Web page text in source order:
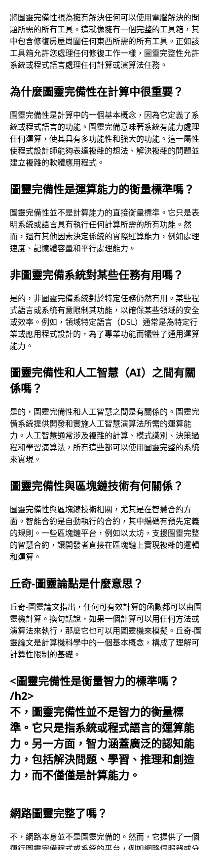
將圖靈完備性視為擁有解決任何可以使用電腦解決的問
題所需的所有工具。這就像擁有一個完整的工具箱，其
中包含修復房屋周圍任何東西所需的所有工具。正如該
工具箱允許您處理任何修復工作一樣，圖靈完整性允許
系統或程式語言處理任何計算或演算法任務。
為什麼圖靈完備性在計算中很重要？
圖靈完備性是計算中的一個基本概念，因為它定義了系
統或程式語言的功能。圖靈完備意味著系統有能力處理
任何運算，使其具有多功能性和強大的功能。這一屬性
使程式設計師能夠表達複雜的想法、解決複雜的問題並
建立複雜的軟體應用程式。
圖靈完備性是運算能力的衡量標準嗎？
圖靈完備性並不是計算能力的直接衡量標準。它只是表
明系統或語言具有執行任何計算所需的所有功能。然
而，還有其他因素決定係統的實際運算能力，例如處理
速度、記憶體容量和平行處理能力。
非圖靈完備系統對某些任務有用嗎？
是的，非圖靈完備系統對於特定任務仍然有用。某些程
式語言或系統有意限制其功能，以確保某些領域的安全
或效率。例如，領域特定語言（DSL）通常是為特定行
業或應用程式設計的，為了專業功能而犧牲了通用運算
能力。
圖靈完備性和人工智慧（AI）之間有關
係嗎？
是的，圖靈完備性和人工智慧之間是有關係的。圖靈完
備系統提供開發和實施人工智慧演算法所需的運算能
力。人工智慧通常涉及複雜的計算、模式識別、決策過
程和學習演算法，所有這些都可以使用圖靈完整的系統
來實現。
圖靈完備性與區塊鏈技術有何關係？
圖靈完備性與區塊鏈技術相關，尤其是在智慧合約方
面。智能合約是自動執行的合約，其中編碼有預先定義
的規則。一些區塊鏈平台，例如以太坊，支援圖靈完整
的智慧合約，讓開發者直接在區塊鏈上實現複雜的邏輯
和運算。
丘奇-圖靈論點是什麼意思？
丘奇-圖靈論文指出，任何可有效計算的函數都可以由圖
靈機計算。換句話說，如果一個計算可以用任何方法或
演算法來執行，那麼它也可以用圖靈機來模擬。丘奇-圖
靈論文是計算機科學中的一個基本概念，構成了理解可
計算性限制的基礎。
<圖靈完備性是衡量智力的標準嗎？
/h2>
不，圖靈完備性並不是智力的衡量標
準。它只是指系統或程式語言的運算能
力。另一方面，智力涵蓋廣泛的認知能
力，包括解決問題、學習、推理和創造
力，而不僅僅是計算能力。
網路圖靈完整了嗎？
不，網路本身並不是圖靈完備的。然而，它提供了一個